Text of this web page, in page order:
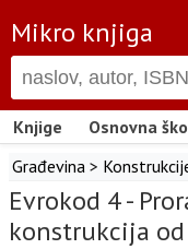
Mikro knjiga
Knjige Osnovna
Građevina >
Evrokod 4 -
konstrukcija